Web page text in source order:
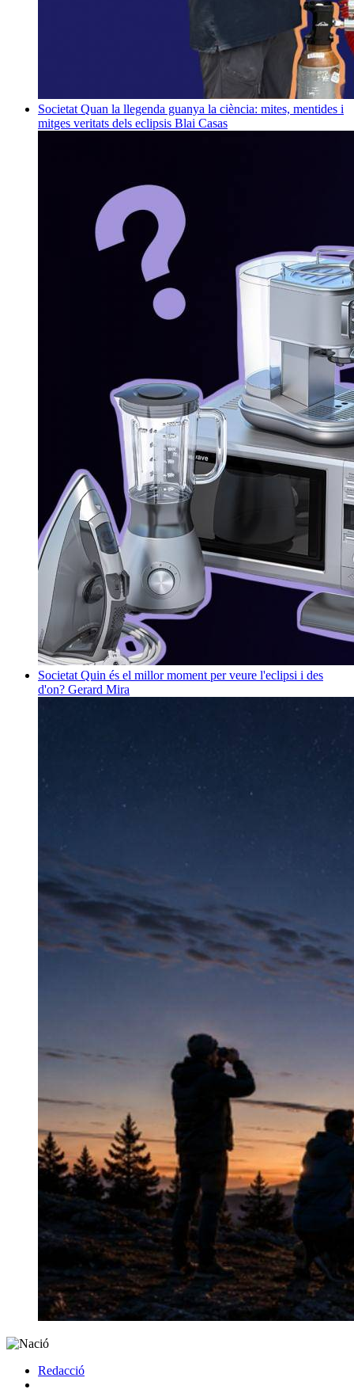
Societat Quan la llegenda guanya la ciència: mites, mentides i
mitges veritats dels eclipsis Blai Casas
Societat Quin és el millor moment per veure l'eclipsi i des
d'on? Gerard Mira
Redacció